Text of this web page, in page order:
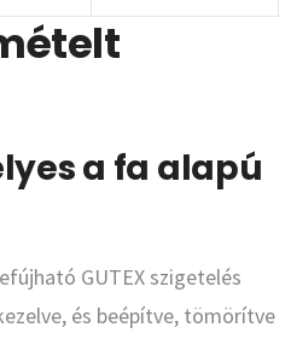
a fa alapú
GUTEX szigetelés
és beépítve, tömörítve